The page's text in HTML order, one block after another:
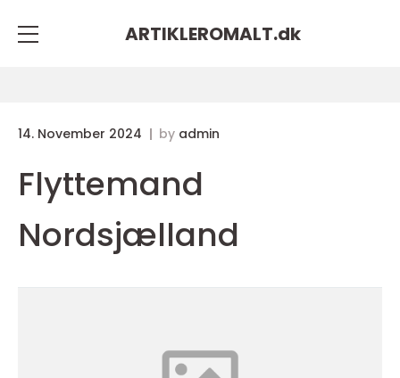
ARTIKLEROMALT.dk
14. November 2024 by admin
Flyttemand
Nordsjælland